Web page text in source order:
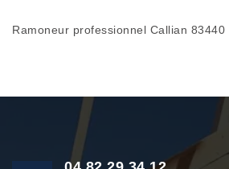
Ramoneur professionnel Callian 83440